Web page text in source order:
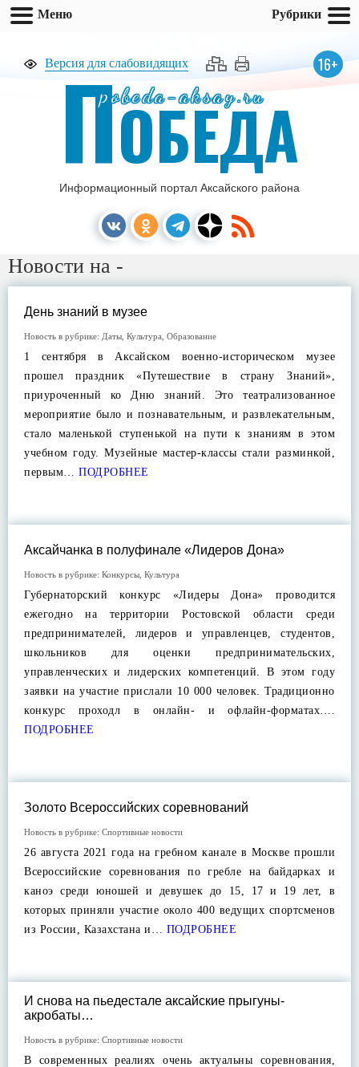
Версия для слабовидящих 16+
pobeda-aksay.ru
ПОБЕДА
Информационный портал Аксайского района
Новости на -
День знаний в музее
Новость в рубрике: Даты Культура Образование
1 сентября в Аксайском военно-историческом музее
прошел праздник «Путешествие в страну Знаний»,
приуроченный ко Дню знаний. Это театрализованное
мероприятие было и познавательным, и развлекательным,
стало маленькой ступенькой на пути к знаниям в этом
учебном году. Музейные мастер-классы стали разминкой,
первым… ПОДРОБНЕЕ
Аксайчанка в полуфинале «Лидеров Дона»
Новость в рубрике: Конкурсы Культура
Губернаторский конкурс «Лидеры Дона» проводится
ежегодно на территории Ростовской области среди
предпринимателей, лидеров и управленцев, студентов,
школьников для оценки предпринимательских,
управленческих и лидерских компетенций. В этом году
заявки на участие прислали 10 000 человек. Традиционно
конкурс проходл в онлайн- и офлайн-форматах….
ПОДРОБНЕЕ
Золото Всероссийских соревнований
Новость в рубрике: Спортивные новости
26 августа 2021 года на гребном канале в Москве прошли
Всероссийские соревнования по гребле на байдарках и
каноэ среди юношей и девушек до 15, 17 и 19 лет, в
которых приняли участие около 400 ведущих спортсменов
из России, Казахстана и… ПОДРОБНЕЕ
И снова на пьедестале аксайские прыгуны-
акробаты…
Новость в рубрике: Спортивные новости
В современных реалиях очень актуальны соревнования,
Меню Рубрики